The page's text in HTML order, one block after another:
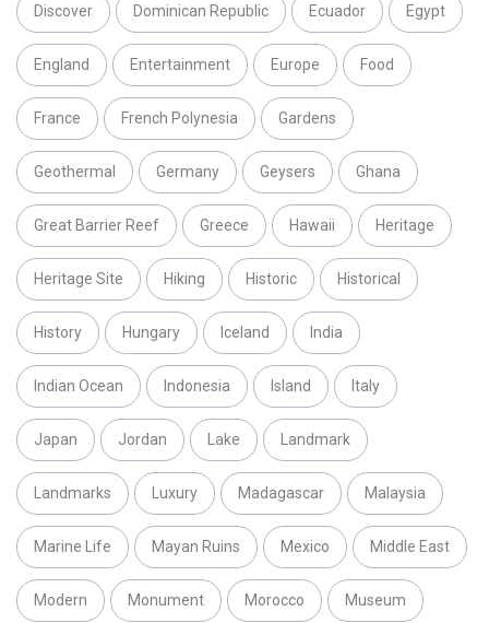
Discover Dominican Republic Ecuador Egypt
England Entertainment Europe Food
France French Polynesia Gardens
Geothermal Germany Geysers Ghana
Great Barrier Reef Greece Hawaii Heritage
Heritage Site Hiking Historic Historical
History Hungary Iceland India
Indian Ocean Indonesia Island Italy
Japan Jordan Lake Landmark
Landmarks Luxury Madagascar Malaysia
Marine Life Mayan Ruins Mexico Middle East
Modern Monument Morocco Museum